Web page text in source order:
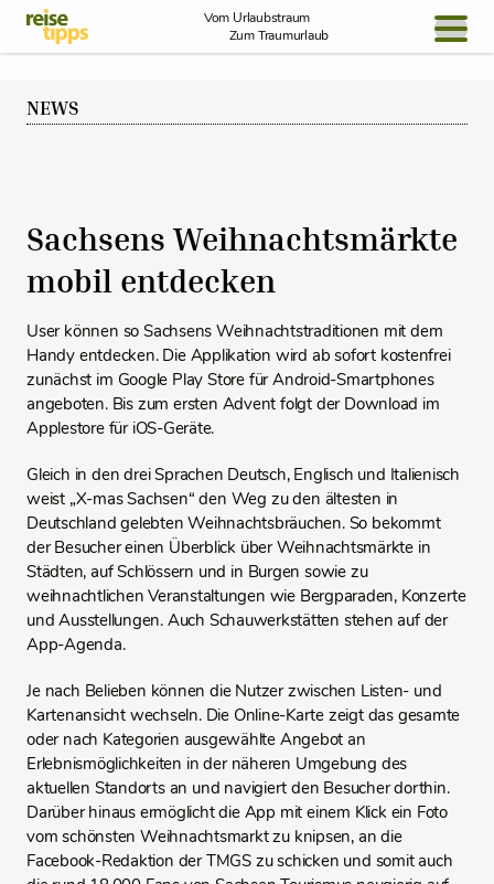
Skip to Content
Vom Urlaubstraum
Zum Traumurlaub
NEWS
Sachsens Weihnachtsmärkte
mobil entdecken
User können so Sachsens Weihnachtstraditionen mit dem
Handy entdecken. Die Applikation wird ab sofort kostenfrei
zunächst im Google Play Store für Android-Smartphones
angeboten. Bis zum ersten Advent folgt der Download im
Applestore für iOS-Geräte.
Gleich in den drei Sprachen Deutsch, Englisch und Italienisch
weist „X-mas Sachsen“ den Weg zu den ältesten in
Deutschland gelebten Weihnachtsbräuchen. So bekommt
der Besucher einen Überblick über Weihnachtsmärkte in
Städten, auf Schlössern und in Burgen sowie zu
weihnachtlichen Veranstaltungen wie Bergparaden, Konzerte
und Ausstellungen. Auch Schauwerkstätten stehen auf der
App-Agenda.
Je nach Belieben können die Nutzer zwischen Listen- und
Kartenansicht wechseln. Die Online-Karte zeigt das gesamte
oder nach Kategorien ausgewählte Angebot an
Erlebnismöglichkeiten in der näheren Umgebung des
aktuellen Standorts an und navigiert den Besucher dorthin.
Darüber hinaus ermöglicht die App mit einem Klick ein Foto
vom schönsten Weihnachtsmarkt zu knipsen, an die
Facebook-Redaktion der TMGS zu schicken und somit auch